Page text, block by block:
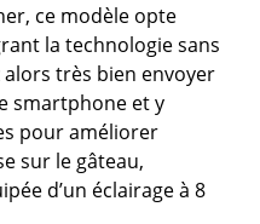
ce modèle opte
la technologie sans
très bien envoyer
smartphone et y
pour améliorer
sur le gâteau,
d’un éclairage à 8